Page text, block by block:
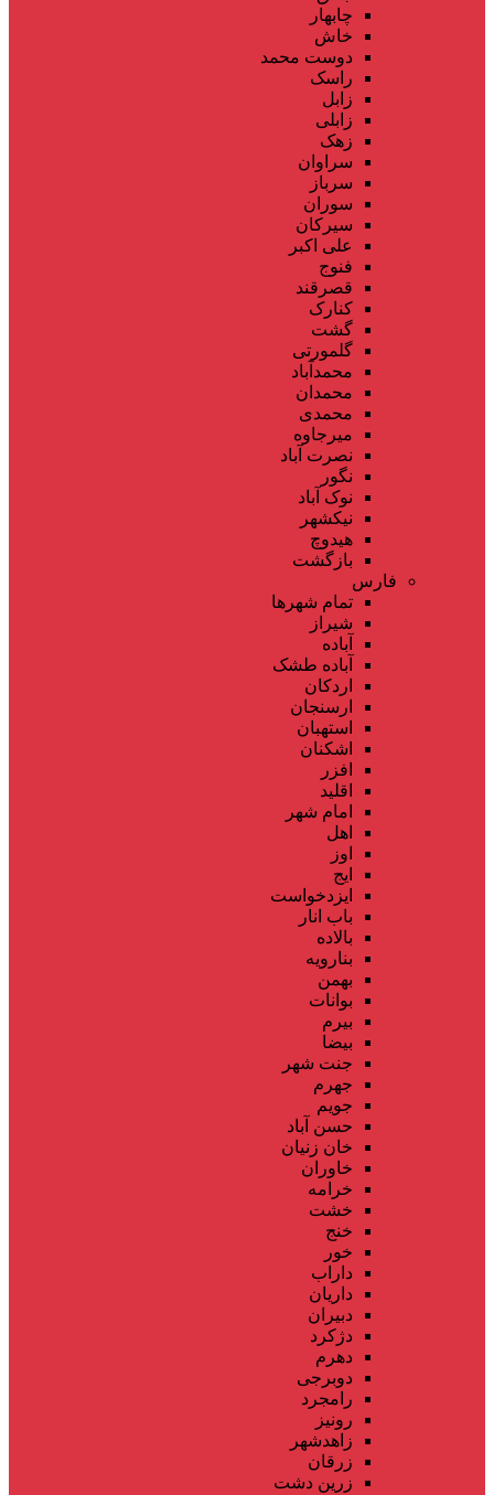
چابهار
خاش
دوست محمد
راسک
زابل
زابلی
زهک
سراوان
سرباز
سوران
سیرکان
علی اکبر
فنوج
قصرقند
کنارک
گشت
گلمورتی
محمدآباد
محمدان
محمدی
میرجاوه
نصرت آباد
نگور
نوک آباد
نیکشهر
هیدوچ
بازگشت
فارس
تمام شهر‌ها
شیراز
آباده
آباده طشک
اردکان
ارسنجان
استهبان
اشکنان
افزر
اقلید
امام شهر
اهل
اوز
ایج
ایزدخواست
باب انار
بالاده
بنارویه
بهمن
بوانات
بیرم
بیضا
جنت شهر
جهرم
جویم
حسن آباد
خان زنیان
خاوران
خرامه
خشت
خنج
خور
داراب
داریان
دبیران
دژکرد
دهرم
دوبرجی
رامجرد
رونیز
زاهدشهر
زرقان
زرین دشت